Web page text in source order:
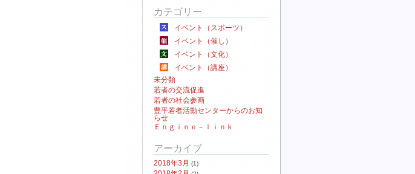
カテゴリー
イベント（スポーツ）
イベント（催し）
イベント（文化）
イベント（講座）
未分類
若者の交流促進
若者の社会参画
豊平若者活動センターからのお知
らせ
Ｅｎｇｉｎｅ－ｌｉｎｋ
アーカイブ
2018年3月 (1)